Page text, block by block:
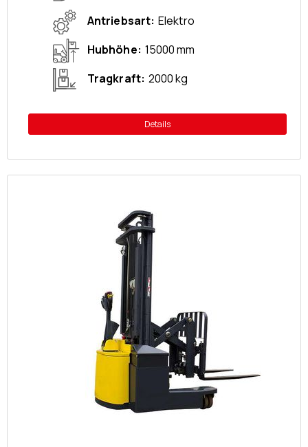
Antriebsart Elektro
Hubhöhe 15000 mm
Tragkraft 2000 kg
Details